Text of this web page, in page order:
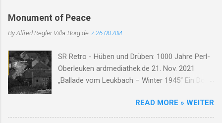
e
n
a
r
e
Monument of Peace
By Alfred ReglerVilla-Borg.de 7:26:00 AM
SR Retro - Hüben und Drüben: 1000 Jahre Perl-
Oberleuken ardmediathek.de 21. Nov. 2021
„Ballade vom Leukbach – Winter 1945“ Ein Dorf,
Luft so rau. Der Leukbach fließt, doch trägt nun
Leid, durch Trümmer, Tod und Einsamkeit. Im
READ MORE » WEITER